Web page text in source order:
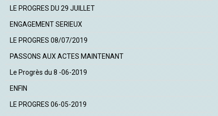
LE PROGRES DU 29 JUILLET
ENGAGEMENT SERIEUX
LE PROGRES 08/07/2019
PASSONS AUX ACTES MAINTENANT
Le Progrès du 8 -06-2019
ENFIN
LE PROGRES 06-05-2019